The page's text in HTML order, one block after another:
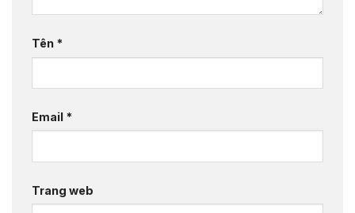
Tên *
Email *
Trang web